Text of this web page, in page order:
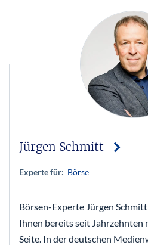
Jürgen Schmitt
Experte für: Börse
Börsen-Experte Jürgen
Ihnen bereits seit Jahrzehnten
Seite. In der deutschen